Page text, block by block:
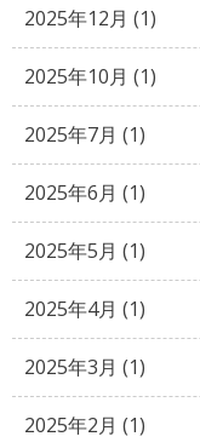
2025年12月 (1)
2025年10月 (1)
2025年7月 (1)
2025年6月 (1)
2025年5月 (1)
2025年4月 (1)
2025年3月 (1)
2025年2月 (1)